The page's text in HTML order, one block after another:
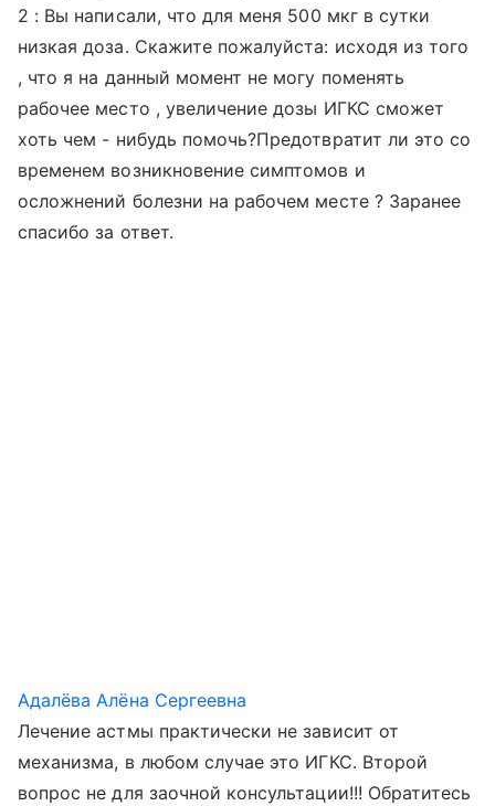
2 : Вы написали, что для меня 500 мкг в сутки
низкая доза. Скажите пожалуйста: исходя из того
, что я на данный момент не могу поменять
рабочее место , увеличение дозы ИГКС сможет
хоть чем - нибудь помочь?Предотвратит ли это со
временем возникновение симптомов и
осложнений болезни на рабочем месте ? Заранее
спасибо за ответ.
Адалёва Алёна Сергеевна
Лечение астмы практически не зависит от
механизма, в любом случае это ИГКС. Второй
вопрос не для заочной консультации!!! Обратитесь